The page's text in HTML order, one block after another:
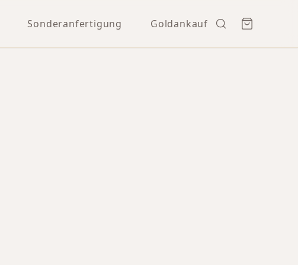
Sonderanfertigung Goldankauf